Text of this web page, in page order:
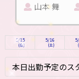
山本 舞
5/15
(金)
5/16
(土)
本日出勤予定のス